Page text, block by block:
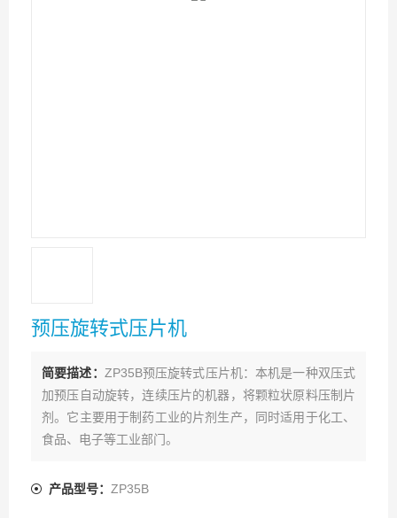
预压旋转式压片机
简要描述： ZP35B预压旋转式压片机：本机是一种双压式
加预压自动旋转，连续压片的机器，将颗粒状原料压制片
剂。它主要用于制药工业的片剂生产，同时适用于化工、
食品、电子等工业部门。
产品型号： ZP35B